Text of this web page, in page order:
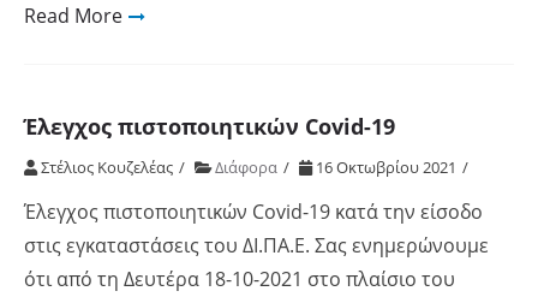
Read More
Έλεγχος πιστοποιητικών Covid-19
Στέλιος Κουζελέας Διάφορα 16 Οκτωβρίου 2021
Έλεγχος πιστοποιητικών Covid-19 κατά την είσοδο
στις εγκαταστάσεις του ΔΙ.ΠΑ.Ε. Σας ενημερώνουμε
ότι από τη Δευτέρα 18-10-2021 στο πλαίσιο του